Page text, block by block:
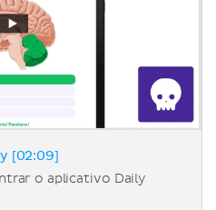
[02:09]
o aplicativo Daily